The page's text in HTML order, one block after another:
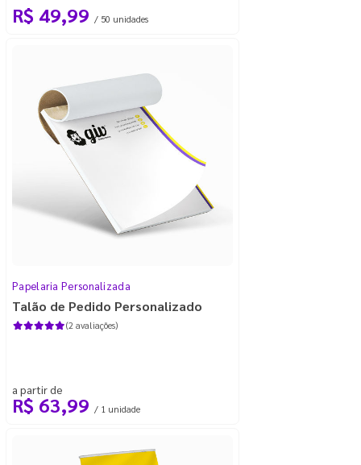
R$ 49,99 / 50 unidades
Papelaria Personalizada
Talão de Pedido Personalizado
(2 avaliações)
a partir de
R$ 63,99 / 1 unidade